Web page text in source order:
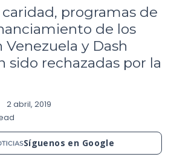
programas de
de los
Venezuela y Dash
sido rechazadas por la
2 abril, 2019
Síguenos en Google